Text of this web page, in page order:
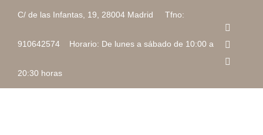
contenido
C/ de las Infantas, 19, 28004 Madrid Tfno:
910642574 Horario: De lunes a sábado de 10:00 a
20:30 horas